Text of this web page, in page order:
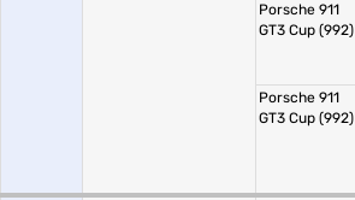
Porsche 911
GT3 Cup (992)
Porsche 911
GT3 Cup (992)